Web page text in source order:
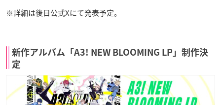
※詳細は後日公式Xにて発表予定。
新作アルバム「A3! NEW BLOOMING LP」制作決
定